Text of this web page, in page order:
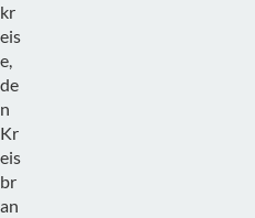
kr
eis
e,
de
n
Kr
eis
br
an